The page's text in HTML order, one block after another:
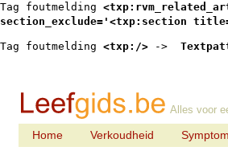
Tag foutmelding
section_exclude='<txp:section
Tag foutmelding <txp:/> ->
Alles voor
Home Verkoudheid